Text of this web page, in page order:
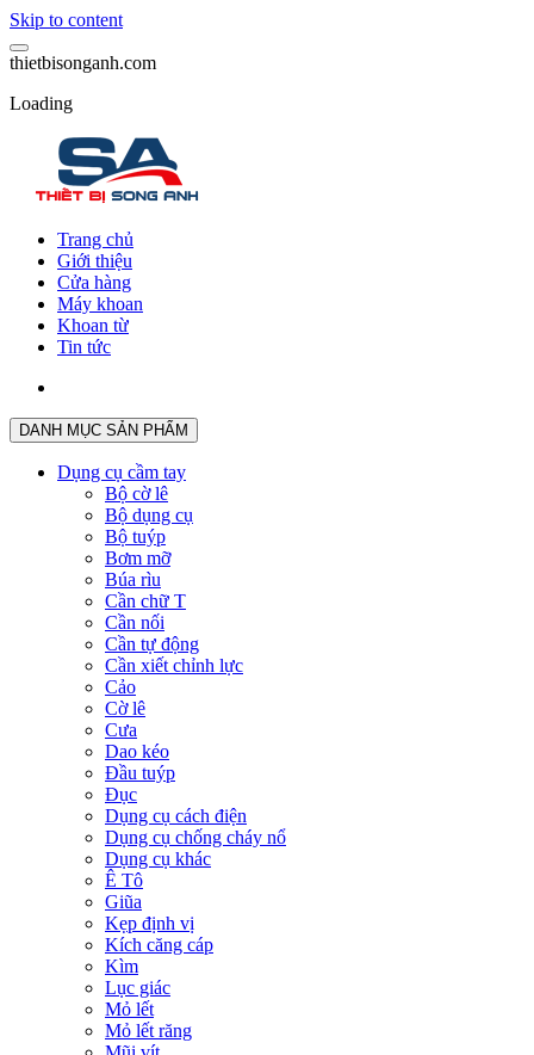
Skip to content
thietbisonganh.com
Loading
Trang chủ
Giới thiệu
Cửa hàng
Máy khoan
Khoan từ
Tin tức
DANH MỤC SẢN PHẨM
Dụng cụ cầm tay
Bộ cờ lê
Bộ dụng cụ
Bộ tuýp
Bơm mỡ
Búa rìu
Cần chữ T
Cần nối
Cần tự động
Cần xiết chỉnh lực
Cảo
Cờ lê
Cưa
Dao kéo
Đầu tuýp
Đục
Dụng cụ cách điện
Dụng cụ chống cháy nổ
Dụng cụ khác
Ê Tô
Giũa
Kẹp định vị
Kích căng cáp
Kìm
Lục giác
Mỏ lết
Mỏ lết răng